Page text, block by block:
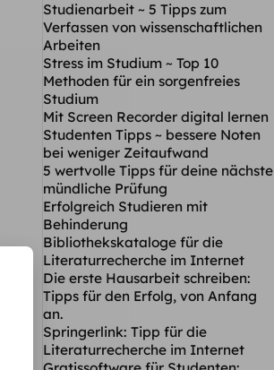
Studienarbeit ~ 5 Tipps zum
Verfassen von wissenschaftlichen
Arbeiten
Stress im Studium ~ Top 10
Methoden für ein sorgenfreies
Studium
Mit Screen Recorder digital lernen
Studenten Tipps ~ bessere Noten
bei weniger Zeitaufwand
5 wertvolle Tipps für deine nächste
mündliche Prüfung
Erfolgreich Studieren mit
Behinderung
Bibliothekskataloge für die
Literaturrecherche im Internet
Die erste Hausarbeit schreiben:
Tipps für den Erfolg, von Anfang
an.
Springerlink: Tipp für die
Literaturrecherche im Internet